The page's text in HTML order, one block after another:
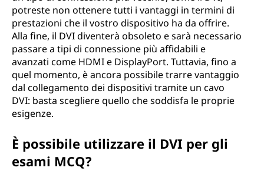
potreste non ottenere tutti i vantaggi in termini di
prestazioni che il vostro dispositivo ha da offrire.
Alla fine, il DVI diventerà obsoleto e sarà necessario
passare a tipi di connessione più affidabili e
avanzati come HDMI e DisplayPort. Tuttavia, fino a
quel momento, è ancora possibile trarre vantaggio
dal collegamento dei dispositivi tramite un cavo
DVI: basta scegliere quello che soddisfa le proprie
esigenze.
È possibile utilizzare il DVI per gli
esami MCQ?